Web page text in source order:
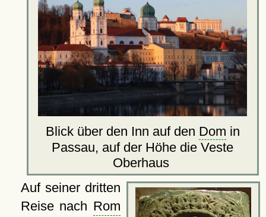
Blick über den Inn auf den Dom in
Passau, auf der Höhe die Veste
Oberhaus
Auf seiner dritten
Reise nach Rom